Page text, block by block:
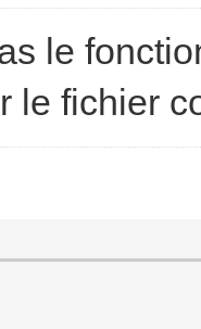
le
le fichier